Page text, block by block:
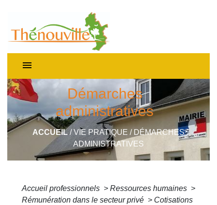
menu
Démarches
administratives
ACCUEIL/VIE PRATIQUE / DÉMARCHES
ADMINISTRATIVES
Accueil professionnels > Ressources humaines >
Rémunération dans le secteur privé > Cotisations